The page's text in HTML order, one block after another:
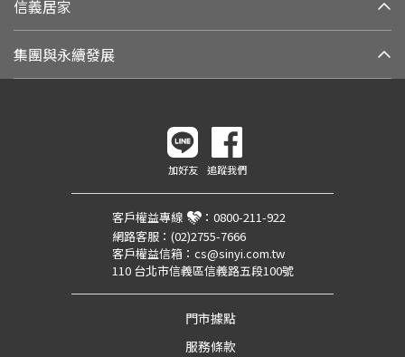
信義居家
集團與永續發展
加好友 追蹤我們
客戶權益專線 ： 0800-211-922
網路客服： (02)2755-7666
客戶權益信箱： cs@sinyi.com.tw
110 台北市信義區信義路五段100號
門市據點
服務條款